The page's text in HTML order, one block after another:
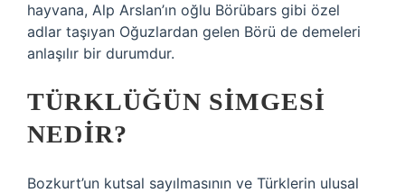
hayvana, Alp Arslan’ın oğlu Börübars gibi özel
adlar taşıyan Oğuzlardan gelen Börü de demeleri
anlaşılır bir durumdur.
TÜRKLÜĞÜN SIMGESI
NEDIR?
Bozkurt’un kutsal sayılmasının ve Türklerin ulusal